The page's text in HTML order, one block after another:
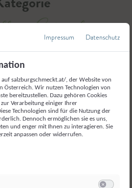
Getränke
Impressum Datenschutz
salzburgschmeckt.at/, der Website von
Österreich. Wir nutzen Technologien von
bereitzustellen. Dazu gehören Cookies
Verarbeitung einiger Ihrer
Technologien sind für die Nutzung der
Dennoch ermöglichen sie es uns,
und enger mit Ihnen zu interagieren. Sie
anpassen oder widerrufen.